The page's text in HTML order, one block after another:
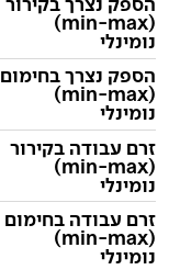
(min-max)
נומינלי
הספק נצרך בחימום
(min-max)
נומינלי
זרם עבודה בקירור
(min-max)
נומינלי
זרם עבודה בחימום
(min-max)
נומינלי